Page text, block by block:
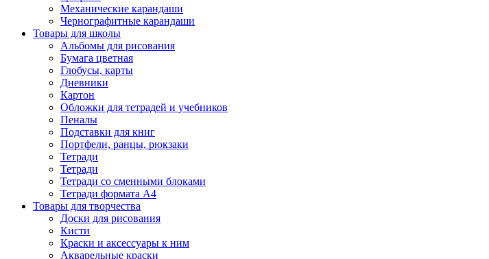
Механические карандаши
Чернографитные карандаши
Товары для школы
Альбомы для рисования
Бумага цветная
Глобусы, карты
Дневники
Картон
Обложки для тетрадей и учебников
Пеналы
Подставки для книг
Портфели, ранцы, рюкзаки
Тетради
Тетради
Тетради со сменными блоками
Тетради формата А4
Товары для творчества
Доски для рисования
Кисти
Краски и аксессуары к ним
Акварельные краски